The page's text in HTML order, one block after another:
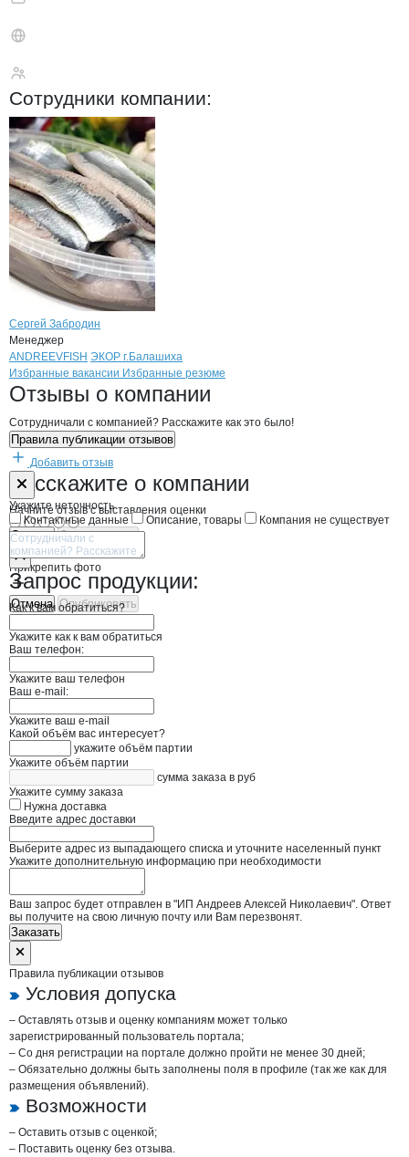
Сотрудники компании:
Сергей Забродин
Менеджер
Брендыкомпани
ANDREEVFISH ЭКОР г.Балашиха
Вакансии вАндреев Алексей
Избранные вакансии Избранные резюме
Новости oАндреев Алексей
Отзывы о компании
Сотрудничали с компанией? Расскажите как это было!
Правила публикации отзывов
Добавить отзыв
Расскажите о компании
Начните отзыв с выставления оценки
Прикрепить фото
Отмена Опубликовать
Форма обратной связи о неточностях
Укажите неточность
Контактные данные
Описание, товары Компания не существует
Отмена Опубликовать
Запрос продукции:
Как к вам обратиться?
Укажите как к вам обратиться
Ваш телефон:
Укажите ваш телефон
Ваш e-mail:
Укажите ваш e-mail
Какой объём вас интересует?
укажите объём партии
Укажите объём партии
сумма заказа в руб
Укажите сумму заказа
Нужна доставка
Введите адрес доставки
Выберите адрес из выпадающего списка и уточните населенный пункт
Укажите дополнительную информацию при необходимости
Ваш запрос будет отправлен в "ИП Андреев Алексей Николаевич". Ответ
вы получите на свою личную почту или Вам перезвонят.
Заказать
Правила публикации отзывов
Условия допуска
– Оставлять отзыв и оценку компаниям может только
зарегистрированный пользователь портала;
– Со дня регистрации на портале должно пройти не менее 30 дней;
– Обязательно должны быть заполнены поля в профиле (так же как для
размещения объявлений).
Возможности
– Оставить отзыв с оценкой;
– Поставить оценку без отзыва.